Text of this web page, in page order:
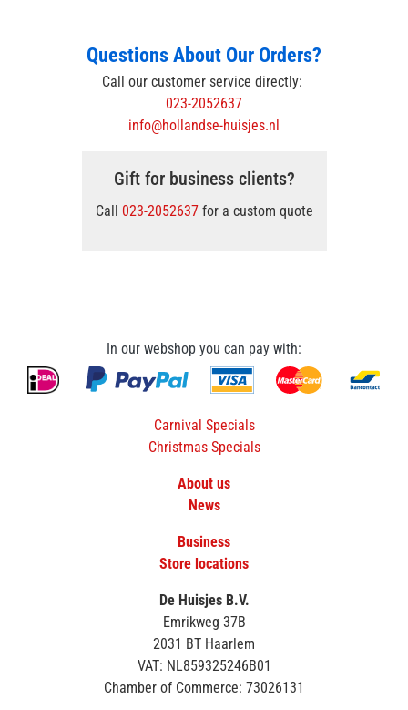
Questions About Our Orders?
Call our customer service directly:
023-2052637
info@hollandse-huisjes.nl
Gift for business clients?
Call 023-2052637for a custom quote
In our webshop you can pay with:
Carnival Specials
Christmas Specials
About us
News
Business
Store locations
De Huisjes B.V.
Emrikweg 37B
2031 BT Haarlem
VAT: NL859325246B01
Chamber of Commerce: 73026131